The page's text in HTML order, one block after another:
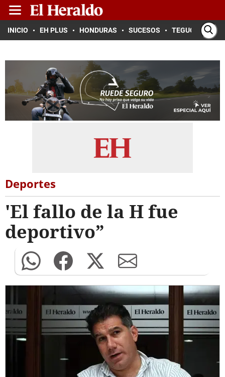
INICIO EH PLUS HONDURAS SUCESOS TEGUCIGALPA
Deportes
'El fallo de la H fue
deportivo”